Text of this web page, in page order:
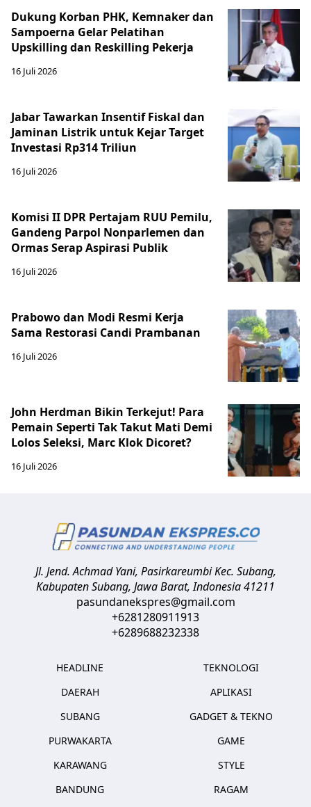
Dukung Korban PHK, Kemnaker dan
Sampoerna Gelar Pelatihan
Upskilling dan Reskilling Pekerja
16 Juli 2026
Jabar Tawarkan Insentif Fiskal dan
Jaminan Listrik untuk Kejar Target
Investasi Rp314 Triliun
16 Juli 2026
Komisi II DPR Pertajam RUU Pemilu,
Gandeng Parpol Nonparlemen dan
Ormas Serap Aspirasi Publik
16 Juli 2026
Prabowo dan Modi Resmi Kerja
Sama Restorasi Candi Prambanan
16 Juli 2026
John Herdman Bikin Terkejut! Para
Pemain Seperti Tak Takut Mati Demi
Lolos Seleksi, Marc Klok Dicoret?
16 Juli 2026
Jl. Jend. Achmad Yani, Pasirkareumbi Kec. Subang,
Kabupaten Subang, Jawa Barat,Indonesia41211
pasundanekspres@gmail.com
+6281280911913
+6289688232338
HEADLINE
DAERAH
SUBANG
PURWAKARTA
KARAWANG
BANDUNG
TEKNOLOGI
APLIKASI
GADGET & TEKNO
GAME
STYLE
RAGAM